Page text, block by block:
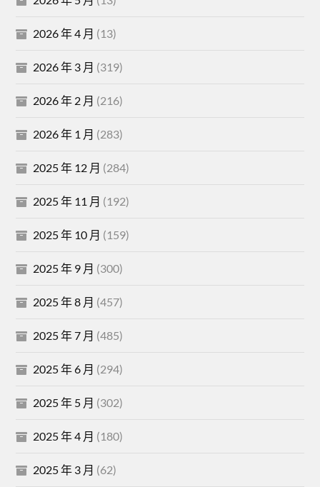
2026 年 4 月 (13)
2026 年 3 月 (319)
2026 年 2 月 (216)
2026 年 1 月 (283)
2025 年 12 月 (284)
2025 年 11 月 (192)
2025 年 10 月 (159)
2025 年 9 月 (300)
2025 年 8 月 (457)
2025 年 7 月 (485)
2025 年 6 月 (294)
2025 年 5 月 (302)
2025 年 4 月 (180)
2025 年 3 月 (62)